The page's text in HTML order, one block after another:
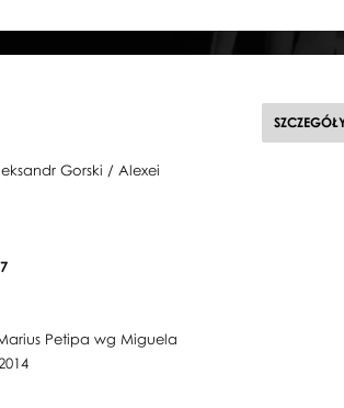
Gorski / Alexei
Petipa wg Miguela